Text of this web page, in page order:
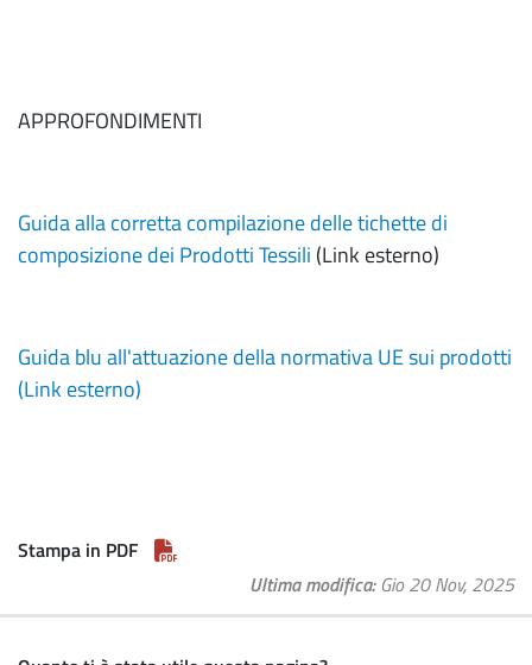
APPROFONDIMENTI
Guida alla corretta compilazione delle tichette di
composizione dei Prodotti Tessili (Link esterno)
Guida blu all'attuazione della normativa UE sui prodotti
(Link esterno)
Stampa in PDF
Ultima modifica Gio 20 Nov, 2025